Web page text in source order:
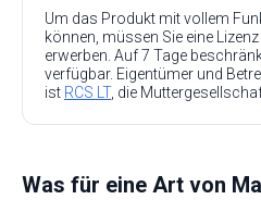
Um das Produkt mit vollem
können, müssen Sie eine
erwerben. Auf 7 Tage
verfügbar. Eigentümer und
ist RCS LT, die
Was für eine Art von